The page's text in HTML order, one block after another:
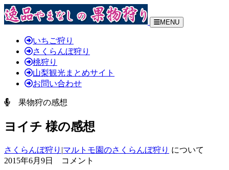
MENU
いちご狩り
さくらんぼ狩り
桃狩り
山梨観光まとめサイト
お問い合わせ
果物狩の感想
ヨイチ 様の感想
さくらんぼ狩り |マルトモ園のさくらんぼ狩り について
2015年6月9日 コメント